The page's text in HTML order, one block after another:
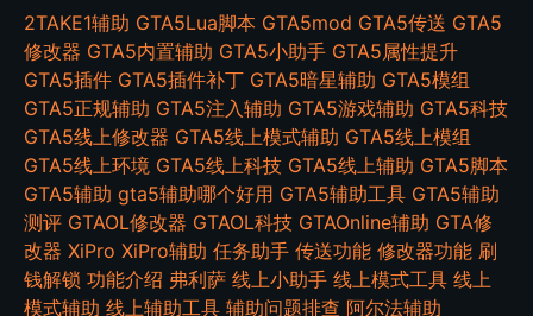
2TAKE1辅助 GTA5Lua脚本 GTA5mod GTA5传送 GTA5
修改器 GTA5内置辅助 GTA5小助手 GTA5属性提升
GTA5插件 GTA5插件补丁 GTA5暗星辅助 GTA5模组
GTA5正规辅助 GTA5注入辅助 GTA5游戏辅助 GTA5科技
GTA5线上修改器 GTA5线上模式辅助 GTA5线上模组
GTA5线上环境 GTA5线上科技 GTA5线上辅助 GTA5脚本
GTA5辅助 gta5辅助哪个好用 GTA5辅助工具 GTA5辅助
测评 GTAOL修改器 GTAOL科技 GTAOnline辅助 GTA修
改器 XiPro XiPro辅助 任务助手 传送功能 修改器功能 刷
钱解锁 功能介绍 弗利萨 线上小助手 线上模式工具 线上
模式辅助 线上辅助工具 辅助问题排查 阿尔法辅助